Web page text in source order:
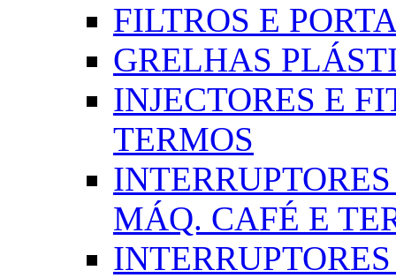
FILTROS E
GRELHAS
INJECTORES E
TERMOS
MÁQ. CAFÉ E